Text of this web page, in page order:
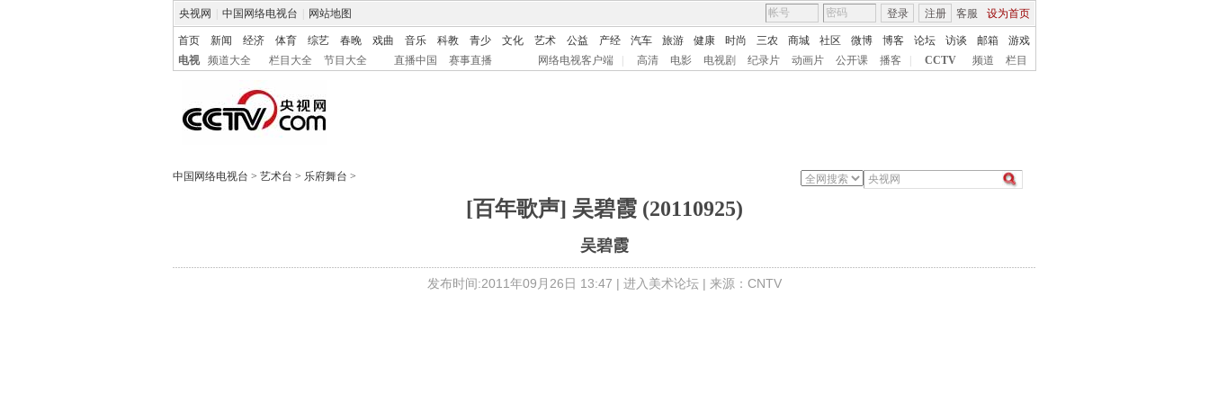
央视网 中国网络电视台 网站地图 客服 设为首页
登录 注册
首页 新闻 经济 体育 综艺 春晚 戏曲 音乐 科教 青少 文化 艺术 公益 产经 汽车 旅游 健康 时尚 三农 商城 社区 微博 博客 论坛 访谈 邮箱
游戏
电视
频道大全 栏目大全 节目大全 直播中国 赛事直播 网络电视客户端 高清 电影 电视剧 纪录片 动画片 公开课 播客 CCTV 频道 栏目
中国网络电视台 > 艺术台 > 乐府舞台 >
[百年歌声] 吴碧霞 (20110925)
吴碧霞
发布时间:2011年09月26日 13:47 | 进入美术论坛 | 来源：CNTV